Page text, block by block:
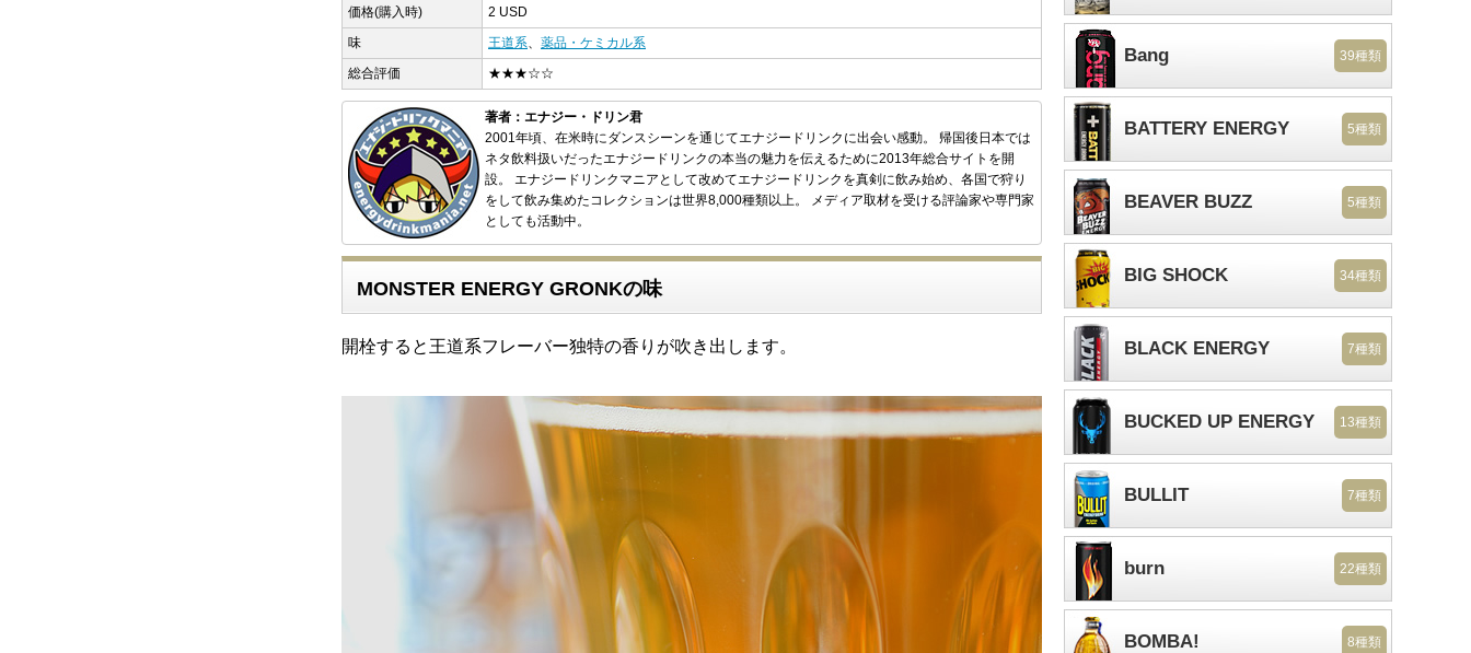
価格(購入時)
2 USD
味
王道系、 薬品・ケミカル系
総合評価
★★★☆☆
著者：エナジー・ドリン君
2001年頃、在米時にダンスシーンを通じてエナジードリンクに出会い感動。 帰国後日本では
ネタ飲料扱いだったエナジードリンクの本当の魅力を伝えるために2013年総合サイトを開
設。 エナジードリンクマニアとして改めてエナジードリンクを真剣に飲み始め、各国で狩り
をして飲み集めたコレクションは世界8,000種類以上。 メディア取材を受ける評論家や専門家
としても活動中。
MONSTER ENERGY GRONKの味
開栓すると王道系フレーバー独特の香りが吹き出します。
Bang 39種類
BATTERY ENERGY 5種類
BEAVER BUZZ 5種類
BIG SHOCK 34種類
BLACK ENERGY 7種類
BUCKED UP ENERGY 13種類
BULLIT 7種類
burn 22種類
BOMBA! 8種類